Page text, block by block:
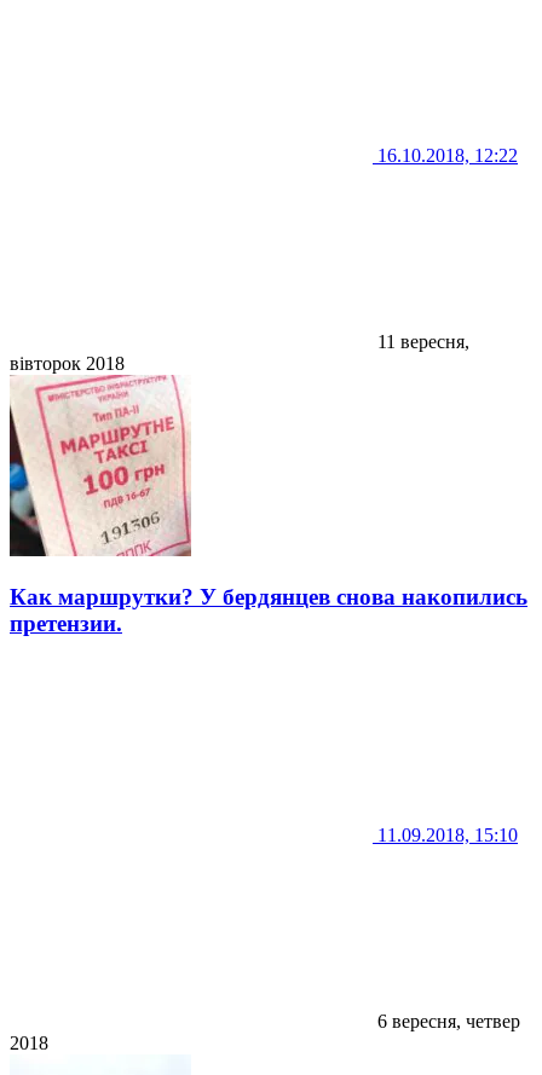
16.10.2018, 12:22
11 вересня,
вівторок 2018
Как маршрутки? У бердянцев снова накопились
претензии.
11.09.2018, 15:10
6 вересня, четвер
2018